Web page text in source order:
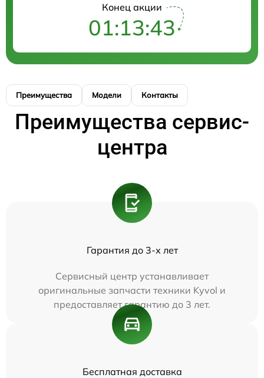
Конец акции
01:13:43
Преимущества Модели Контакты
Преимущества сервис-
центра
Гарантия до 3-х лет
Сервисный центр устанавливает
оригинальные запчасти техники Kyvol и
предоставляет гарантию до 3 лет.
Бесплатная доставка